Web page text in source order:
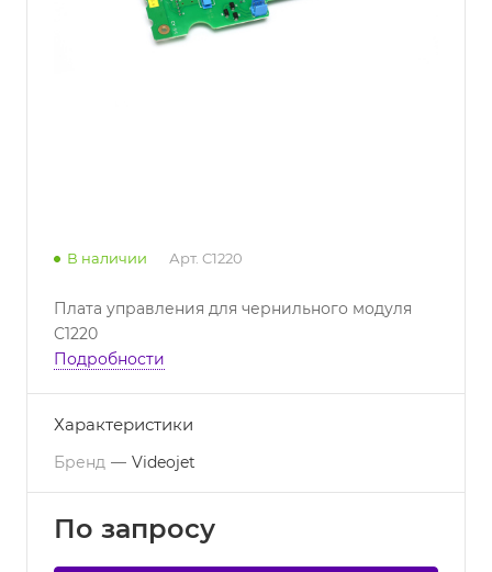
В наличии Арт. C1220
Плата управления для чернильного модуля
C1220
Подробности
Характеристики
Бренд — Videojet
По запросу